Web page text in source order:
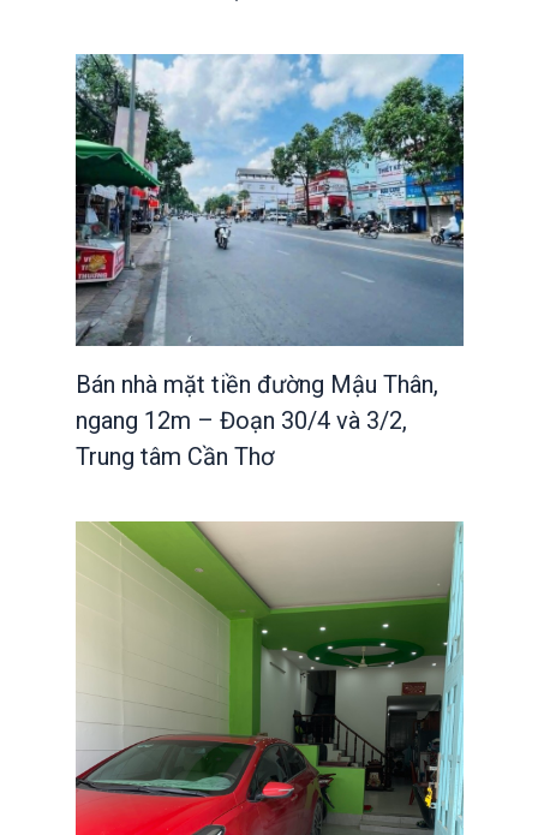
Bán nhà mặt tiền đường Mậu Thân,
ngang 12m – Đoạn 30/4 và 3/2,
Trung tâm Cần Thơ